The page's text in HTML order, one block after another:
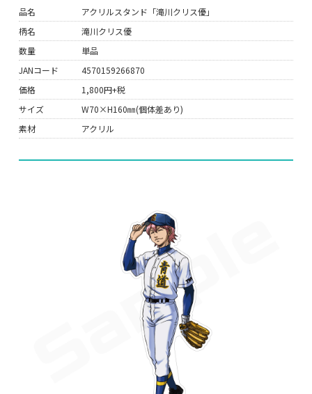
品名
アクリルスタンド「滝川クリス優」
柄名
滝川クリス優
数量
単品
JANコード
4570159266870
価格
1,800円+税
サイズ
W70×H160㎜(個体差あり)
素材
アクリル